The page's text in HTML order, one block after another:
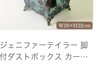
ジェニファーテイラー 脚
付ダストボックス カーラ